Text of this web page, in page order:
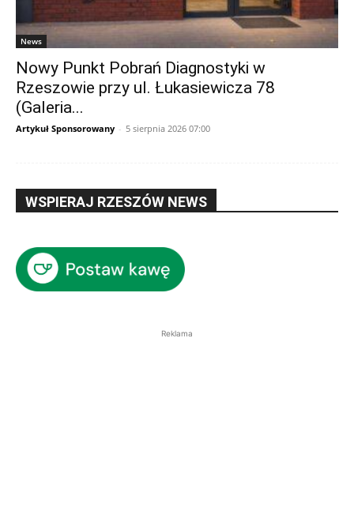
News
Nowy Punkt Pobrań Diagnostyki w
Rzeszowie przy ul. Łukasiewicza 78
(Galeria...
Artykuł Sponsorowany - 5 sierpnia 2026 07:00
WSPIERAJ RZESZÓW NEWS
Reklama